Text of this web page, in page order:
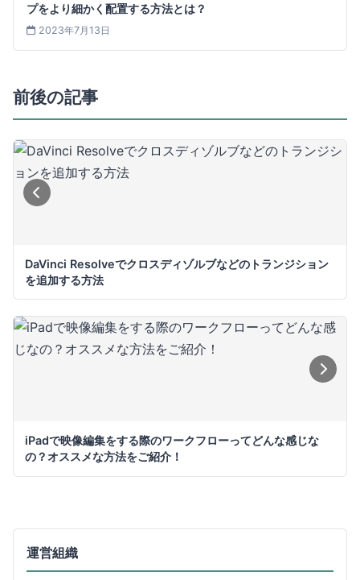
プをより細かく配置する方法とは？
2023年7月13日
前後の記事
DaVinci Resolveでクロスディゾルブなどのトランジション
を追加する方法
iPadで映像編集をする際のワークフローってどんな感じな
の？オススメな方法をご紹介！
運営組織